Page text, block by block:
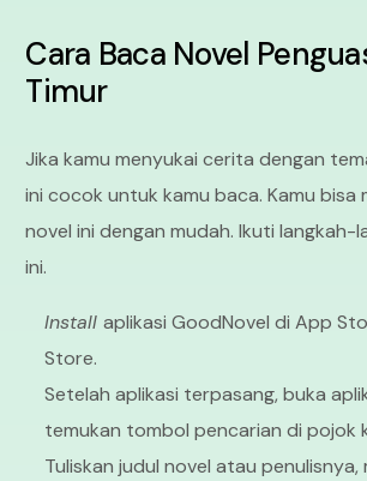
Cara Baca Novel
Timur
Jika kamu menyukai cerita dengan
ini cocok untuk kamu baca. Kamu bisa
novel ini dengan mudah. Ikuti langkah-
ini.
Installaplikasi GoodNovel di App
Store.
Setelah aplikasi terpasang, buka
temukan tombol pencarian di pojok
Tuliskan judul novel atau penulisnya,